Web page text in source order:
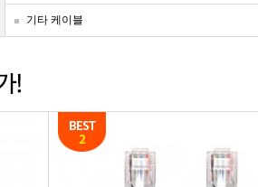
기타 케이블